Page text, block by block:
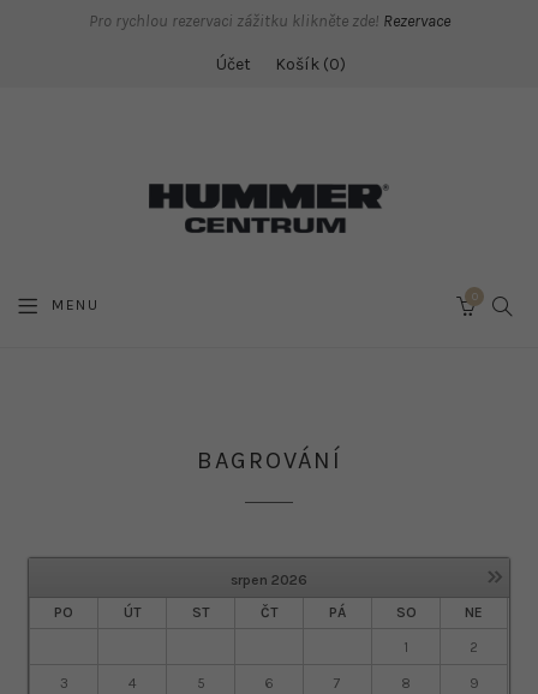
Pro rychlou rezervaci zážitku klikněte zde! Rezervace
Účet Košík 0
MENU 0
BAGROVÁNÍ
»
srpen 2026
PO
ÚT ST ČT PÁ SO NE
1 2
3 4 5 6 7 8 9